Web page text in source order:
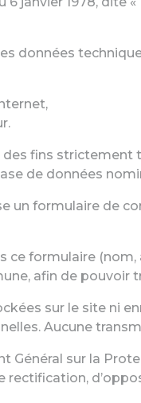
données
fins strictement
de données
un formulaire de
ce formulaire
afin de pouvoir
sur le site ni
Aucune
Général sur la
rectification,